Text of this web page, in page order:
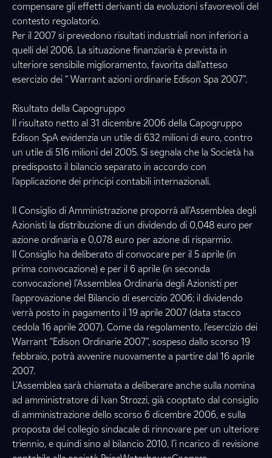
compensare gli effetti derivanti da evoluzioni sfavorevoli del
contesto regolatorio.
Per il 2007 si prevedono risultati industriali non inferiori a
quelli del 2006. La situazione finanziaria è prevista in
ulteriore sensibile miglioramento, favorita dall’atteso
esercizio dei “ Warrant azioni ordinarie Edison Spa 2007”.
Risultato della Capogruppo
Il risultato netto al 31 dicembre 2006 della Capogruppo
Edison SpA evidenzia un utile di 632 milioni di euro, contro
un utile di 516 milioni del 2005. Si segnala che la Società ha
predisposto il bilancio separato in accordo con
l’applicazione dei principi contabili internazionali.
Il Consiglio di Amministrazione proporrà all’Assemblea degli
Azionisti la distribuzione di un dividendo di 0,048 euro per
azione ordinaria e 0,078 euro per azione di risparmio.
Il Consiglio ha deliberato di convocare per il 5 aprile (in
prima convocazione) e per il 6 aprile (in seconda
convocazione) l’Assemblea Ordinaria degli Azionisti per
l’approvazione del Bilancio di esercizio 2006; il dividendo
verrà posto in pagamento il 19 aprile 2007 (data stacco
cedola 16 aprile 2007). Come da regolamento, l’esercizio dei
Warrant “Edison Ordinarie 2007”, sospeso dallo scorso 19
febbraio, potrà avvenire nuovamente a partire dal 16 aprile
2007.
L’Assemblea sarà chiamata a deliberare anche sulla nomina
ad amministratore di Ivan Strozzi, già cooptato dal consiglio
di amministrazione dello scorso 6 dicembre 2006, e sulla
proposta del collegio sindacale di rinnovare per un ulteriore
triennio, e quindi sino al bilancio 2010, l’i ncarico di revisione